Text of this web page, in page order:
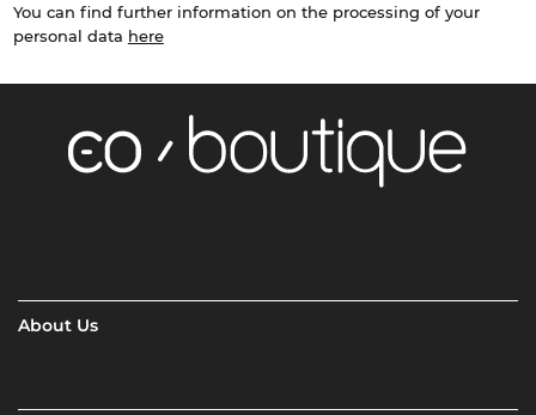
You can find further information on the processing of your
personal data here
About Us